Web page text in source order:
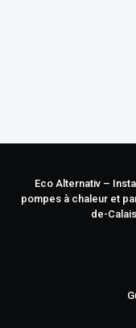
Eco Alternativ –
pompes à chaleur et
de-Calais